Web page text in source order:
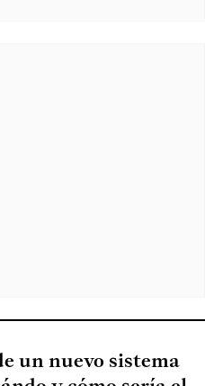
un nuevo sistema